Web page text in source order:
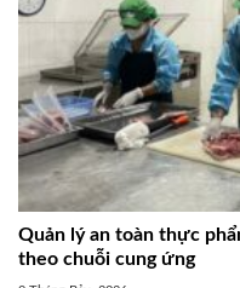
Quản lý an toàn thực
theo chuỗi cung ứng